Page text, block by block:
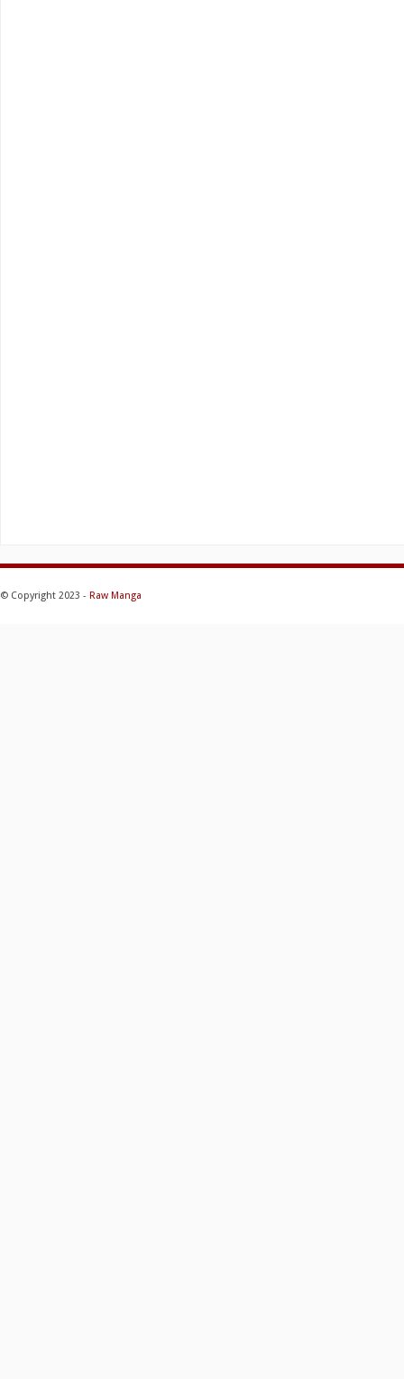
© Copyright 2023 - Raw Manga